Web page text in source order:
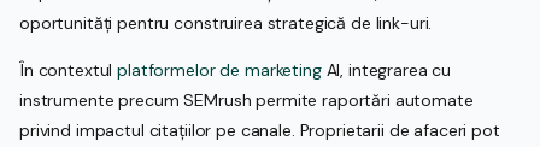
oportunități pentru construirea strategică de link-uri.
În contextulplatformelor de marketingAI, integrarea cu
instrumente precum SEMrush permite raportări automate
privind impactul citațiilor pe canale. Proprietarii de afaceri pot